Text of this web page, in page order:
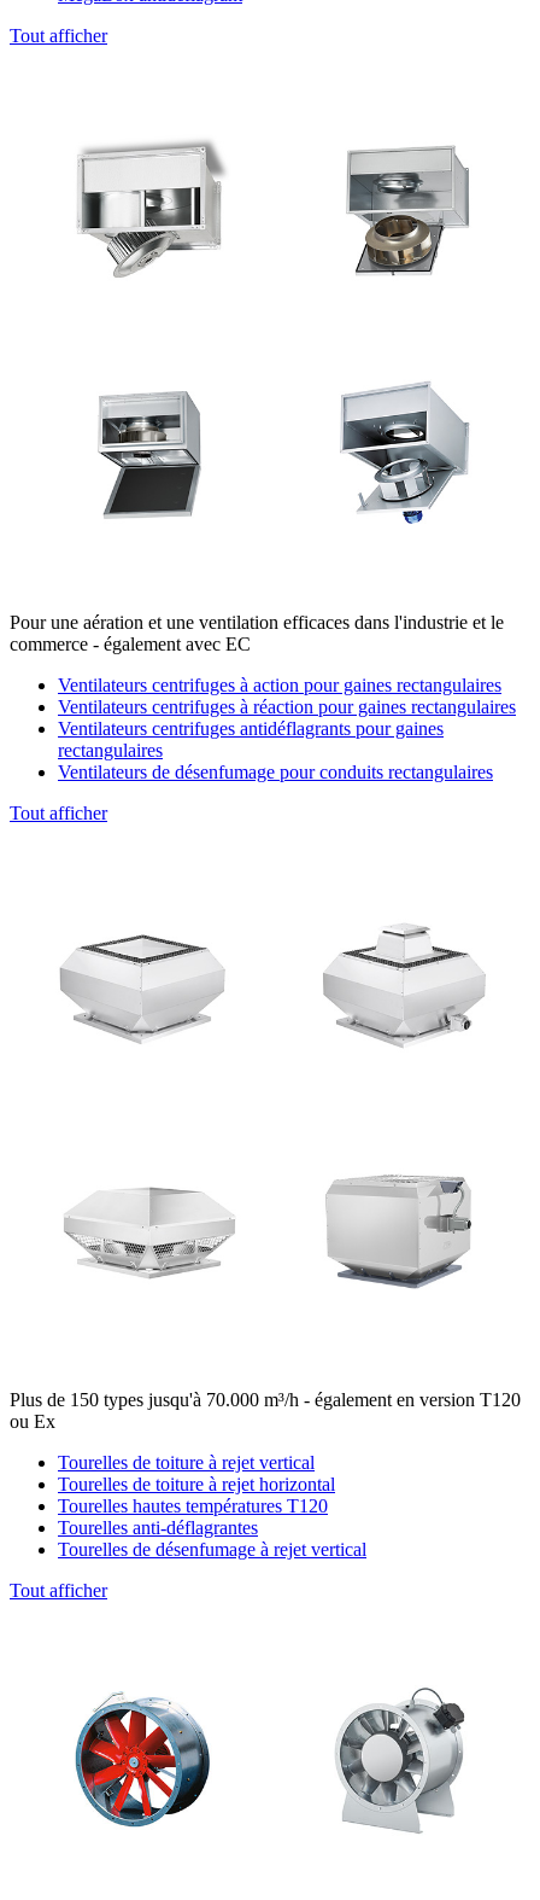
Tout afficher
Pour une aération et une ventilation efficaces dans l'industrie et le
commerce - également avec EC
Ventilateurs centrifuges à action pour gaines rectangulaires
Ventilateurs centrifuges à réaction pour gaines rectangulaires
Ventilateurs centrifuges antidéflagrants pour gaines
rectangulaires
Ventilateurs de désenfumage pour conduits rectangulaires
Tout afficher
Plus de 150 types jusqu'à 70.000 m³/h - également en version T120
ou Ex
Tourelles de toiture à rejet vertical
Tourelles de toiture à rejet horizontal
Tourelles hautes températures T120
Tourelles anti-déflagrantes
Tourelles de désenfumage à rejet vertical
Tout afficher